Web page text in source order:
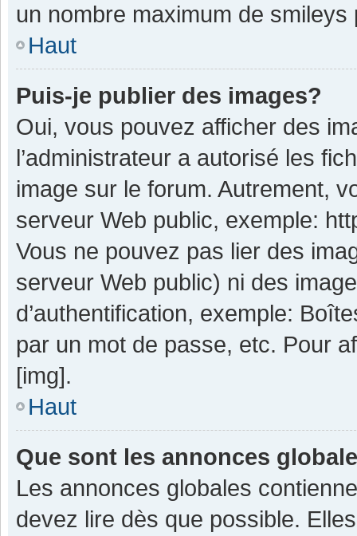
un nombre maximum de smileys
Haut
Puis-je publier des images?
Oui, vous pouvez afficher des
l’administrateur a autorisé les
image sur le forum. Autrement,
serveur Web public, exemple:
Vous ne pouvez pas lier des
serveur Web public) ni des
d’authentification, exemple:
par un mot de passe, etc. Pour
[img].
Haut
Que sont les annonces
Les annonces globales
devez lire dès que possible.